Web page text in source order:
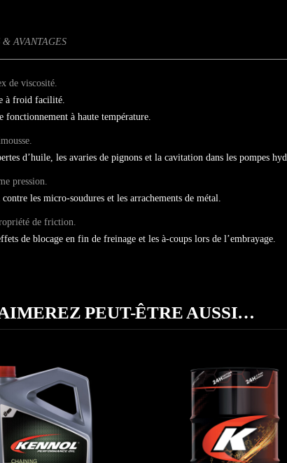
& AVANTAGES
de viscosité.
à froid facilité.
fonctionnement à haute température.
d’huile, les avaries de pignons et la cavitation dans les pompes
pression.
les micro-soudures et les arrachements de métal.
de friction.
de blocage en fin de freinage et les à-coups lors de l’embrayage.
PEUT-ÊTRE AUSSI…
CHAINING 150
AGRI-TP,Forestier
KENNOFARM 15W-
,Huiles de